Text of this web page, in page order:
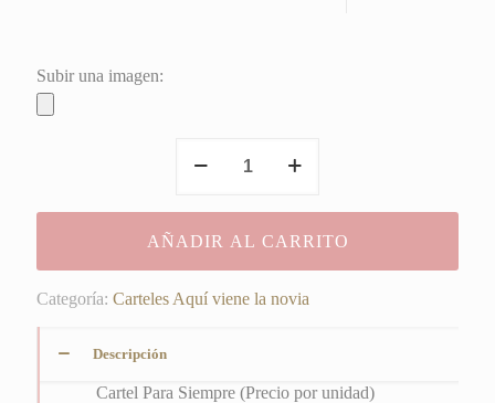
Subir una imagen:
Para
cantidad
AÑADIR AL CARRITO
Categoría: Carteles Aquí viene la novia
Descripción
Cartel Para Siempre (Precio por unidad)